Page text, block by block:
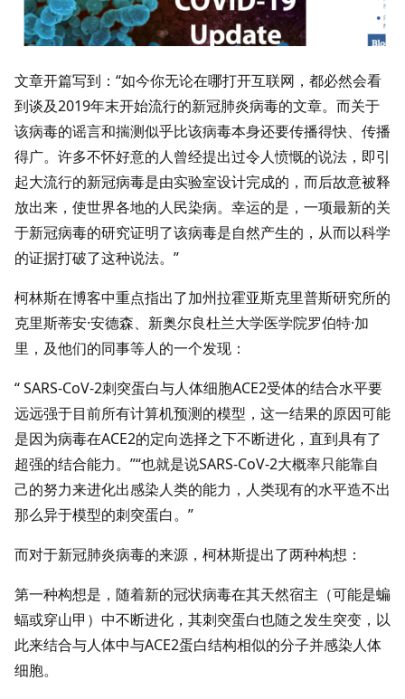
文章开篇写到：“如今你无论在哪打开互联网，都必然会看
到谈及2019年末开始流行的新冠肺炎病毒的文章。而关于
该病毒的谣言和揣测似乎比该病毒本身还要传播得快、传播
得广。许多不怀好意的人曾经提出过令人愤慨的说法，即引
起大流行的新冠病毒是由实验室设计完成的，而后故意被释
放出来，使世界各地的人民染病。幸运的是，一项最新的关
于新冠病毒的研究证明了该病毒是自然产生的，从而以科学
的证据打破了这种说法。”
柯林斯在博客中重点指出了加州拉霍亚斯克里普斯研究所的
克里斯蒂安·安德森、新奥尔良杜兰大学医学院罗伯特·加
里，及他们的同事等人的一个发现：
“ SARS-CoV-2刺突蛋白与人体细胞ACE2受体的结合水平要
远远强于目前所有计算机预测的模型，这一结果的原因可能
是因为病毒在ACE2的定向选择之下不断进化，直到具有了
超强的结合能力。”“也就是说SARS-CoV-2大概率只能靠自
己的努力来进化出感染人类的能力，人类现有的水平造不出
那么异于模型的刺突蛋白。”
而对于新冠肺炎病毒的来源，柯林斯提出了两种构想：
第一种构想是，随着新的冠状病毒在其天然宿主（可能是蝙
蝠或穿山甲）中不断进化，其刺突蛋白也随之发生突变，以
此来结合与人体中与ACE2蛋白结构相似的分子并感染人体
细胞。